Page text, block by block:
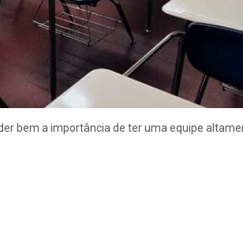
bem a importância de ter uma equipe